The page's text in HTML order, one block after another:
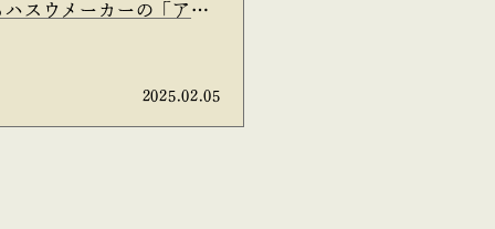
ハスウメーカーの「アイ
は信ぴょう性があるの
2025.02.05